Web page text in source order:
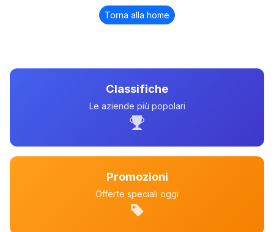
Torna alla home
Classifiche
Le aziende più popolari
Promozioni
Offerte speciali oggi